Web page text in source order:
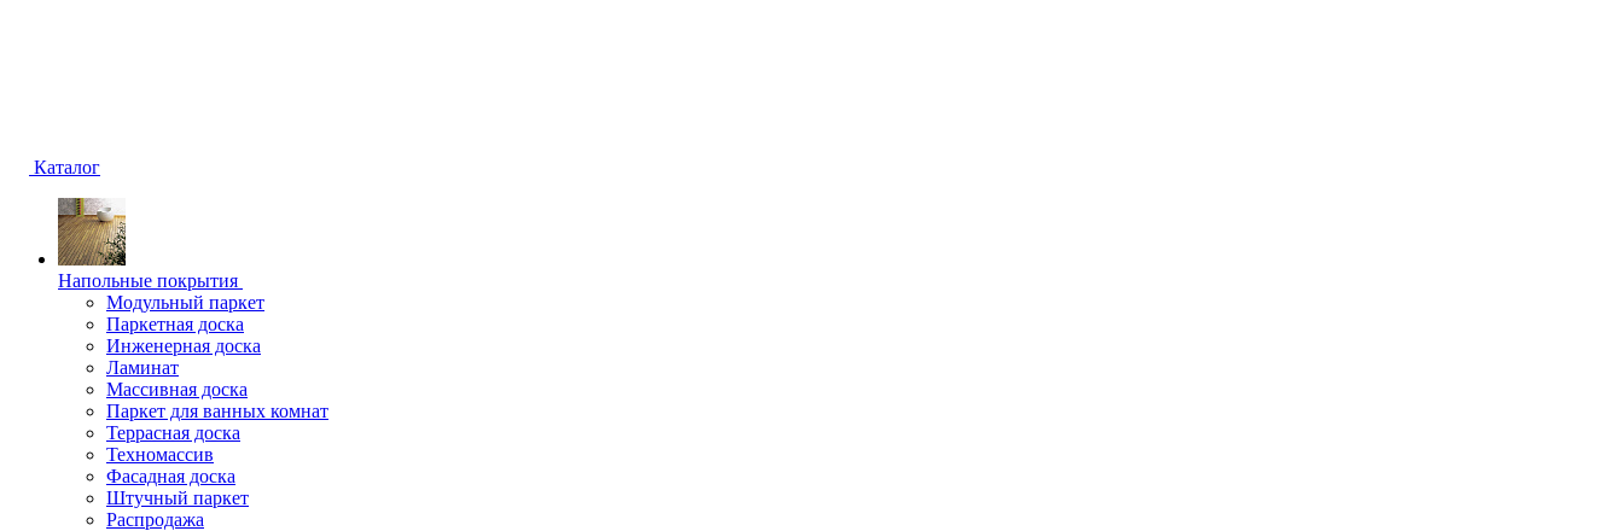
Каталог
Напольные покрытия
Модульный паркет
Паркетная доска
Инженерная доска
Ламинат
Массивная доска
Паркет для ванных комнат
Террасная доска
Техномассив
Фасадная доска
Штучный паркет
Распродажа